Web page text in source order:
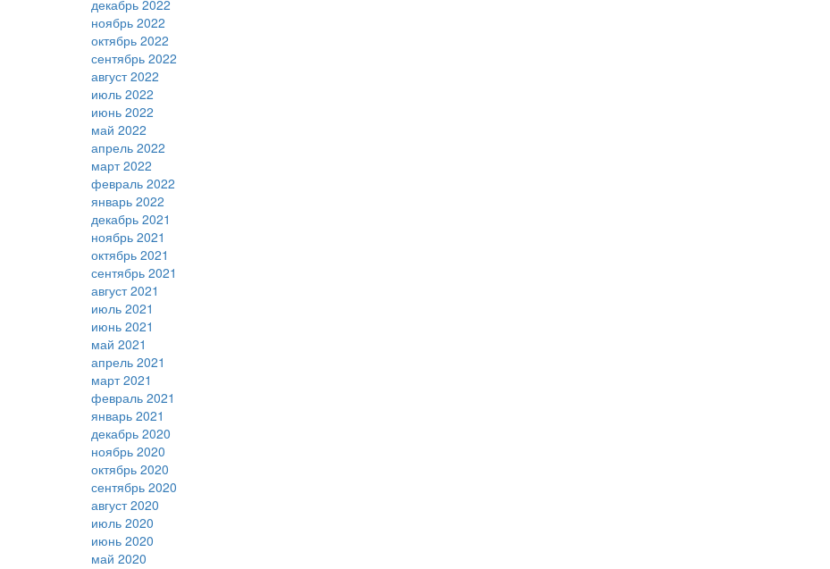
декабрь 2022
ноябрь 2022
октябрь 2022
сентябрь 2022
август 2022
июль 2022
июнь 2022
май 2022
апрель 2022
март 2022
февраль 2022
январь 2022
декабрь 2021
ноябрь 2021
октябрь 2021
сентябрь 2021
август 2021
июль 2021
июнь 2021
май 2021
апрель 2021
март 2021
февраль 2021
январь 2021
декабрь 2020
ноябрь 2020
октябрь 2020
сентябрь 2020
август 2020
июль 2020
июнь 2020
май 2020